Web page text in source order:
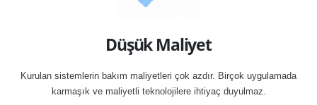
Düşük Maliyet
Kurulan sistemlerin bakım maliyetleri çok azdır. Birçok uygulamada
karmaşık ve maliyetli teknolojilere ihtiyaç duyulmaz.